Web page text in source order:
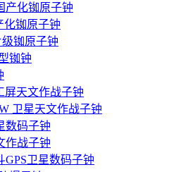
产化铷原子钟
化铷原子钟
级铷原子钟
铷钟
屏天文作战子钟
卫星天文作战子钟
数码子钟
作战子钟
GPS卫星数码子钟